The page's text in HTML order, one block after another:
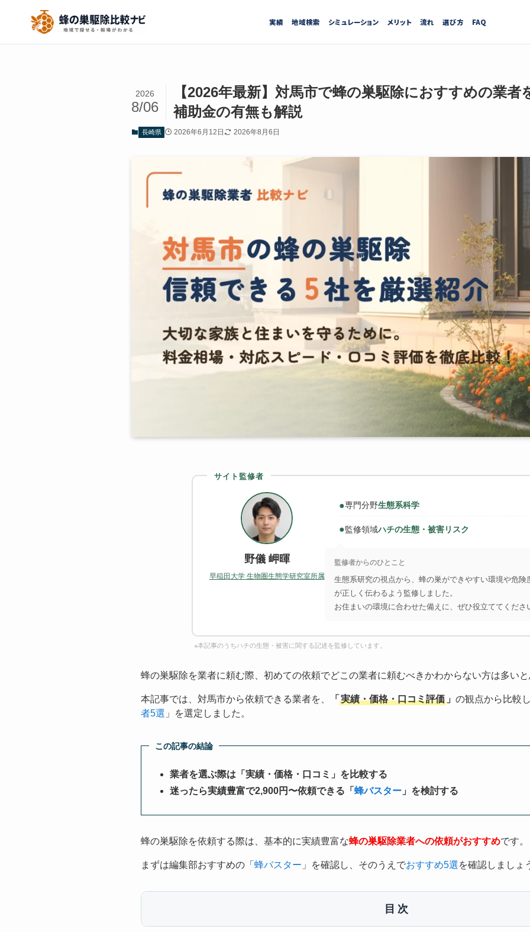
実績 地域検索 シミュレーション メリット 流れ 選び方 FAQ
【2026年最新】対馬市で蜂の巣駆除におすすめの業者
補助金の有無も解説
2026
8/06
長崎県 2026年6月12日 2026年8月6日
サイト監修者
野儀 岬暉
早稲田大学 生物圏生態学研究室所属
●専門分野生態系科学
●監修領域ハチの生態・被害リスク
監修者からのひとこと
生態系研究の視点から、蜂の巣ができやすい環境や危険
が正しく伝わるよう監修しました。
お住まいの環境に合わせた備えに、ぜひ役立ててくださ
※本記事のうちハチの生態・被害に関する記述を監修しています。
蜂の巣駆除を業者に頼む際、初めての依頼でどこの業者に頼むべきかわからない方は多い
本記事では、対馬市から依頼できる業者を、 「 実績・価格・口コミ評価 」 の観点から比較
者5選 」を選定しました。
この記事の結論
業者を選ぶ際は「実績・価格・口コミ」を比較する
迷ったら実績豊富で2,900円〜依頼できる「 蜂バスター 」を検討する
蜂の巣駆除を依頼する際は、基本的に実績豊富な蜂の巣駆除業者への依頼がおすすめです。
まずは編集部おすすめの「 蜂バスター 」を確認し、そのうえでおすすめ5選を確認しましょ
目次